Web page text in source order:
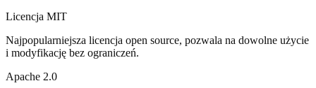
Licencja MIT
Najpopularniejsza licencja open source, pozwala na dowolne użycie
i modyfikację bez ograniczeń.
Apache 2.0